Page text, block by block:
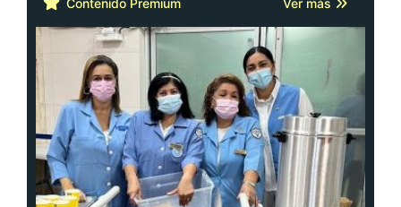
Contenido Premium Ver más